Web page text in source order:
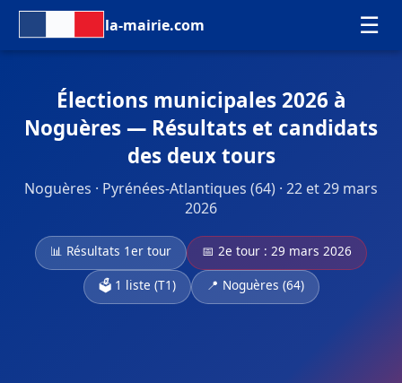
la-mairie.com ☰
Élections municipales 2026 à
Noguères — Résultats et candidats
des deux tours
Noguères · Pyrénées-Atlantiques (64) · 22 et 29 mars
2026
📊 Résultats 1er tour
📅 2e tour : 29 mars 2026
🗳️ 1 liste (T1)
📍 Noguères (64)